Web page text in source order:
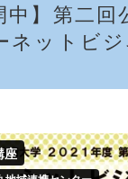
中】第二回
ネットビ